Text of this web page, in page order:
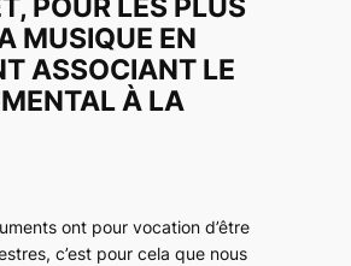
POUR LES PLUS
MUSIQUE EN
ASSOCIANT LE
À LA
ont pour vocation d’être
c’est pour cela que nous